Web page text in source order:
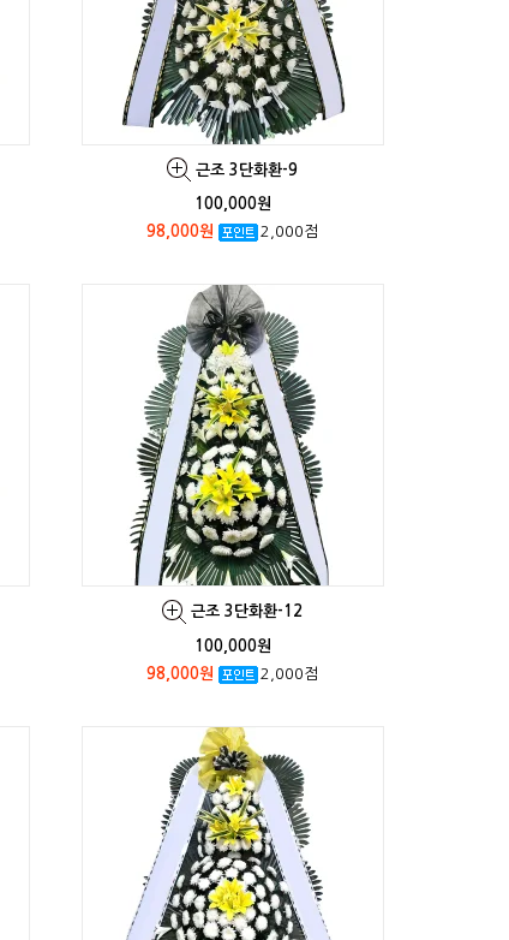
근조 3단화환-9
100,000원
98,000원
2,000점
근조 3단화환-12
100,000원
98,000원
2,000점